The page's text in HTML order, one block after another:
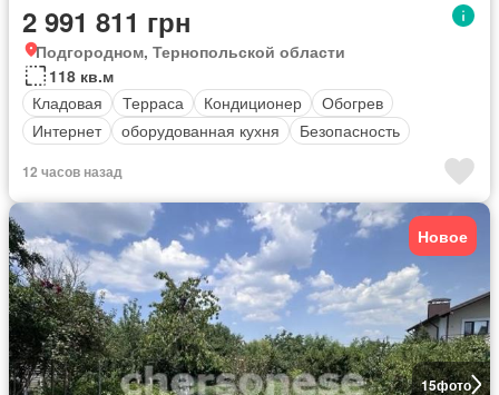
2 991 811 грн
Подгородном, Тернопольской области
118 кв.м
Кладовая
Терраса Кондиционер
Обогрев
Интернет
оборудованная кухня Безопасность
12 часов назад
15фото
Новое